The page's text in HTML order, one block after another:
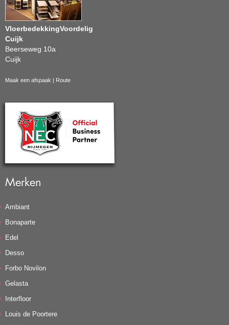
VloerbedekkingVoordelig
Cuijk
Beerseweg 10a
Cuijk
Maak een afspaak Route
Merken
Ambiant
Bonaparte
Edel
Desso
Forbo Novilon
Gelasta
Interfloor
Louis de Poortere